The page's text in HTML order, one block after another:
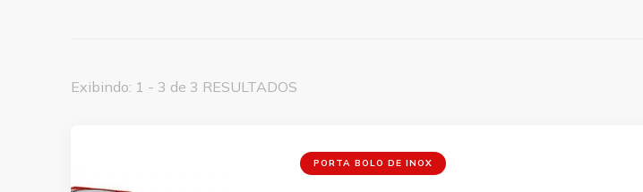
Exibindo: 1 - 3 de 3 RESULTADOS
PORTA BOLO DE INOX